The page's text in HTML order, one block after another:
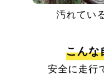
汚れてい
こんな
安全に走行